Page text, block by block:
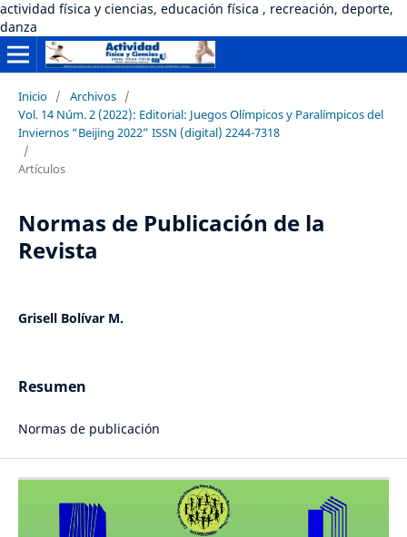
actividad física y ciencias, educación física , recreación, deporte,
danza
Inicio / Archivos /
Vol. 14 Núm. 2 (2022): Editorial: Juegos Olímpicos y Paralímpicos del
Inviernos “Beijing 2022” ISSN (digital) 2244-7318
/
Artículos
Normas de Publicación de la
Revista
Grisell Bolívar M.
Resumen
Normas de publicación